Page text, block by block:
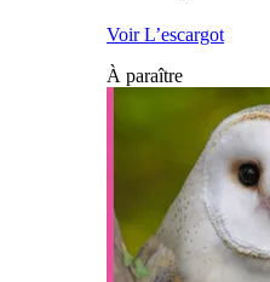
Voir L’escargot
À paraître